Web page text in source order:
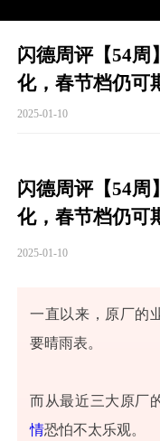
闪德周评【54
化，春节档仍可
2025-01-10
闪德周评【54
化，春节档仍可
2025-01-10
一直以来，原厂的
要晴雨表。
而从最近三大原厂
情恐怕不太乐观。